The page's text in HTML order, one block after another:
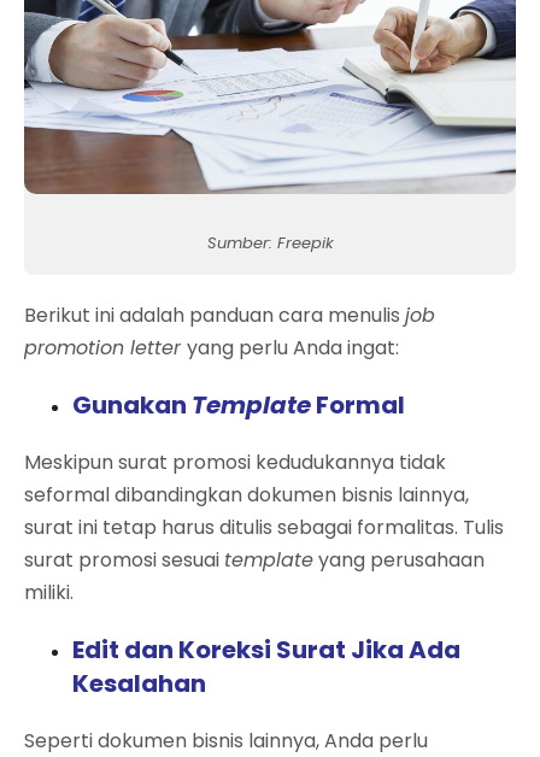
Sumber: Freepik
Berikut ini adalah panduan cara menulis job
promotion letteryang perlu Anda ingat:
Gunakan TemplateFormal
Meskipun surat promosi kedudukannya tidak
seformal dibandingkan dokumen bisnis lainnya,
surat ini tetap harus ditulis sebagai formalitas. Tulis
surat promosi sesuai templateyang perusahaan
miliki.
Edit dan Koreksi Surat Jika Ada
Kesalahan
Seperti dokumen bisnis lainnya, Anda perlu